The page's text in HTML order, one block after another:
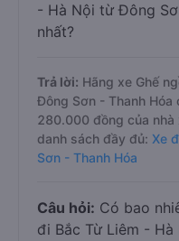
- Hà Nội từ Đông
nhất?
Trả lời: Hãng xe Ghế
Đông Sơn - Thanh Hóa
280.000 đồng của nhà
danh sách đầy đủ: Xe
Sơn - Thanh Hóa
Câu hỏi: Có bao
đi Bắc Từ Liêm -